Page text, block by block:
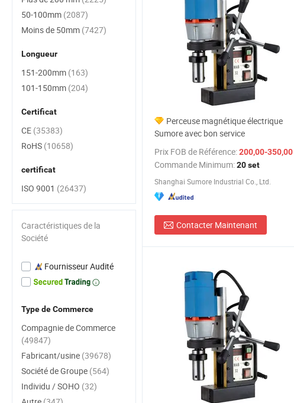
Perceuse magnétique électrique
Sumore avec bon service
Prix FOB de Référence:200,00-350,00 $US
Commande Minimum:20 set
Shanghai Sumore Industrial Co., Ltd.
Contacter Maintenant
50-100mm (2087)
Moins de 50mm (7427)
Longueur
151-200mm (163)
101-150mm (204)
Certificat
CE (35383)
RoHS (10658)
certificat
ISO 9001 (26437)
Caractéristiques de la
Société
Fournisseur Audité
Type de Commerce
Compagnie de Commerce
(49847)
Fabricant/usine (39678)
Société de Groupe (564)
Individu / SOHO (32)